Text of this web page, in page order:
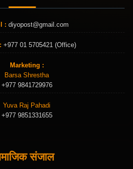
: diyopost@gmail.com
+977 01 5705421 (Office)
Marketing :
Barsa Shrestha
+977 9841729976
Yuva Raj Pahadi
+977 9851331655
संजाल